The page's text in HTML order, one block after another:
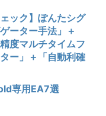
ック】ぽんたシグ
ーター手法」＋
度マルチタイムフ
ー」＋「自動利確
専用EA7選